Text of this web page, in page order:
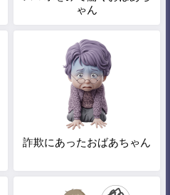
ゃん
詐欺にあったおばあちゃん